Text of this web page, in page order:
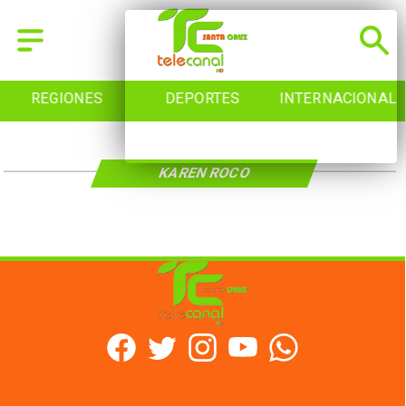
REGIONES DEPORTES INTERNACIONAL
KAREN ROCO